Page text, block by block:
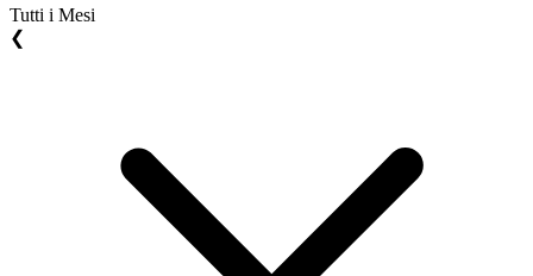
Tutti i Mesi
❮